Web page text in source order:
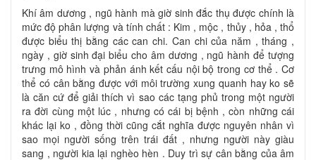
Khí âm dương , ngũ hành mà giờ sinh đắc thụ được chính là
mức độ phân lượng và tính chất : Kim , mộc , thủy , hỏa , thổ
được biểu thị bằng các can chi. Can chi của năm , tháng ,
ngày , giờ sinh đại biểu cho âm dương , ngũ hành để tượng
trưng mô hình và phản ánh kết cấu nội bộ trong cơ thể . Cơ
thể có cân bằng được với môi trường xung quanh hay ko sẽ
là căn cứ để giải thích vì sao các tạng phủ trong một người
ra đời cùng một lúc , nhưng có cái bị bệnh , còn những cái
khác lại ko , đồng thời cũng cắt nghĩa được nguyên nhân vì
sao mọi người sống trên trái đất , nhưng người này giàu
sang , người kia lại nghèo hèn . Duy trì sự cân bằng của âm